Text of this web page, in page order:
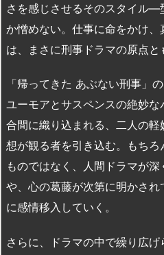
さを感じさせるそのスタイル—
か憎めない。仕事に命をかけ
は、まさに刑事ドラマの原点と
「帰ってきた あぶない刑事」
ユーモアとサスペンスの絶妙
合間に織り込まれる、二人の
想が観る者を引き込む。もち
ものではなく、人間ドラマが
や、心の葛藤が次第に明かさ
に感情移入していく。
さらに、ドラマの中で繰り広